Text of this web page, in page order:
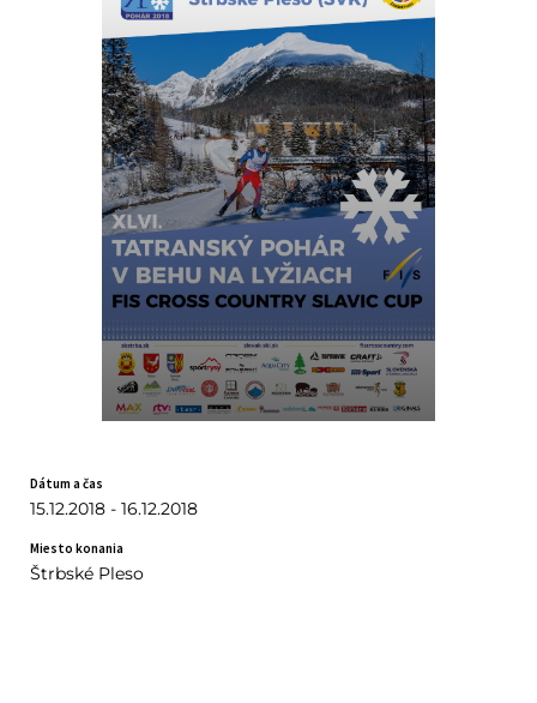
Dátum a čas
15.12.2018 - 16.12.2018
Miesto konania
Štrbské Pleso